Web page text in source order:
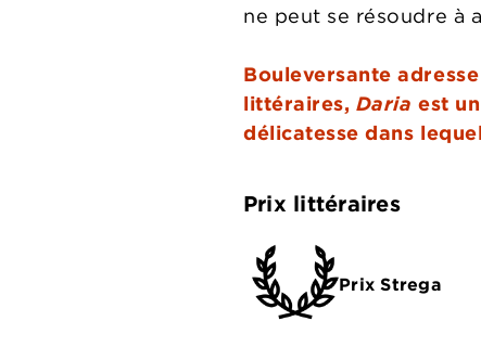
ne peut se résoudre à
Bouleversante
littéraires, Daria est
délicatesse dans
Prix littéraires
Prix Strega